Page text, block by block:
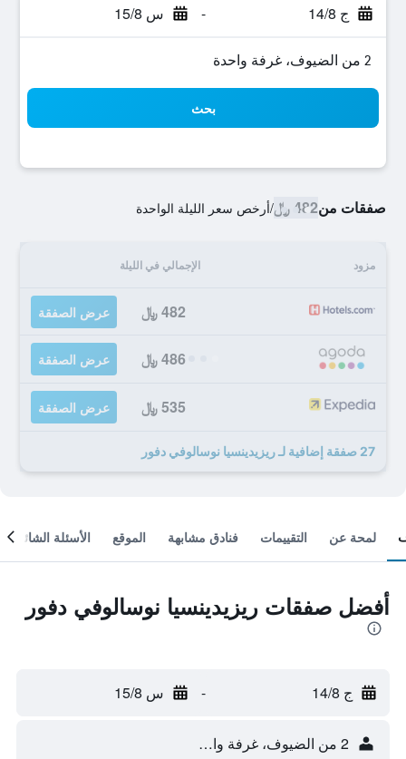
ج 14/8 - س 15/8
2 من الضيوف، غرفة واحدة
بحث
صفقات من482 ﷼ /أرخص سعر الليلة الواحدة
مزود الإجمالي في الليلة
482 ﷼ عرض الصفقة
486 ﷼ عرض الصفقة
535 ﷼ عرض الصفقة
27 صفقة إضافية لـ ريزيدينسيا نوسالوفي دفور
لمحة عن التقييمات فنادق مشابهة الموقع الأسئلة الشائعة
أفضل صفقات ريزيدينسيا نوسالوفي دفور
ج 14/8 - س 15/8
2 من الضيوف، غرفة واحدة